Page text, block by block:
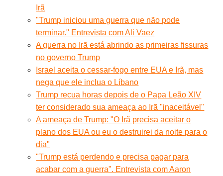
Irã
"Trump iniciou uma guerra que não pode
terminar." Entrevista com Ali Vaez
A guerra no Irã está abrindo as primeiras fissuras
no governo Trump
Israel aceita o cessar-fogo entre EUA e Irã, mas
nega que ele inclua o Líbano
Trump recua horas depois de o Papa Leão XIV
ter considerado sua ameaça ao Irã "inaceitável"
A ameaça de Trump: "O Irã precisa aceitar o
plano dos EUA ou eu o destruirei da noite para o
dia"
"Trump está perdendo e precisa pagar para
acabar com a guerra". Entrevista com Aaron